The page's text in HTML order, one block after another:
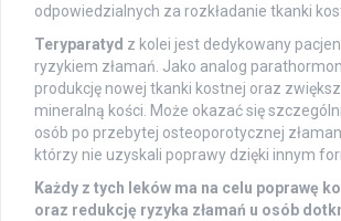
odpowiedzialnych za rozkładanie tkanki
Teryparatyd z kolei jest dedykowany
ryzykiem złamań. Jako analog
produkcję nowej tkanki kostnej oraz
mineralną kości. Może okazać się
osób po przebytej osteoporotycznej
którzy nie uzyskali poprawy dzięki innym
Każdy z tych leków ma na celu poprawę
oraz redukcję ryzyka złamań u osób